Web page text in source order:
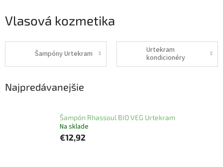
Vlasová kozmetika
Šampóny Urtekram
Urtekram
kondicionéry
Najpredávanejšie
Šampón Rhassoul BIO VEG Urtekram
Na sklade
€12,92